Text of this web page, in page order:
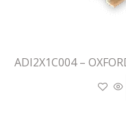
ADI2X1C004 –